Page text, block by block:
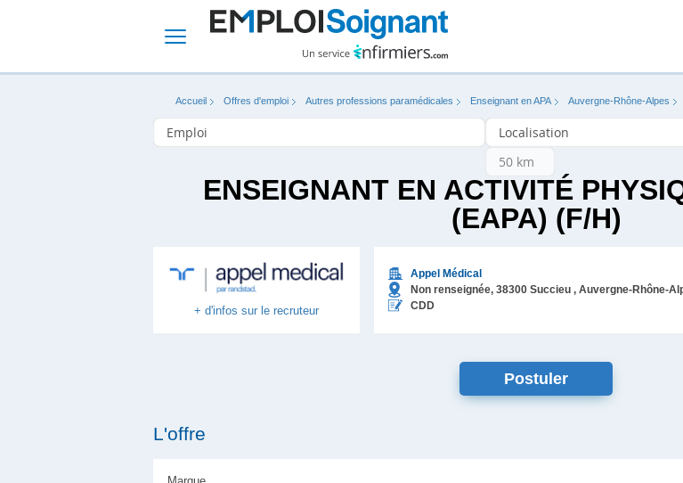
Accueil Offres d'emploi Autres professions paramédicales Enseignant en APA Auvergne-Rhône-Alpes
ENSEIGNANT EN ACTIVITÉ
(EAPA) (F/H)
+ d'infos sur le recruteur
Appel Médical
Non renseignée, 38300 Succieu , Auvergne-Rhône-
CDD
L'offre